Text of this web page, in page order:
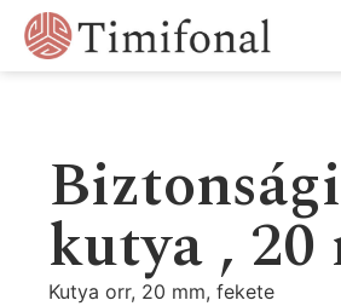
kutya , 20
Kutya orr, 20 mm, fekete